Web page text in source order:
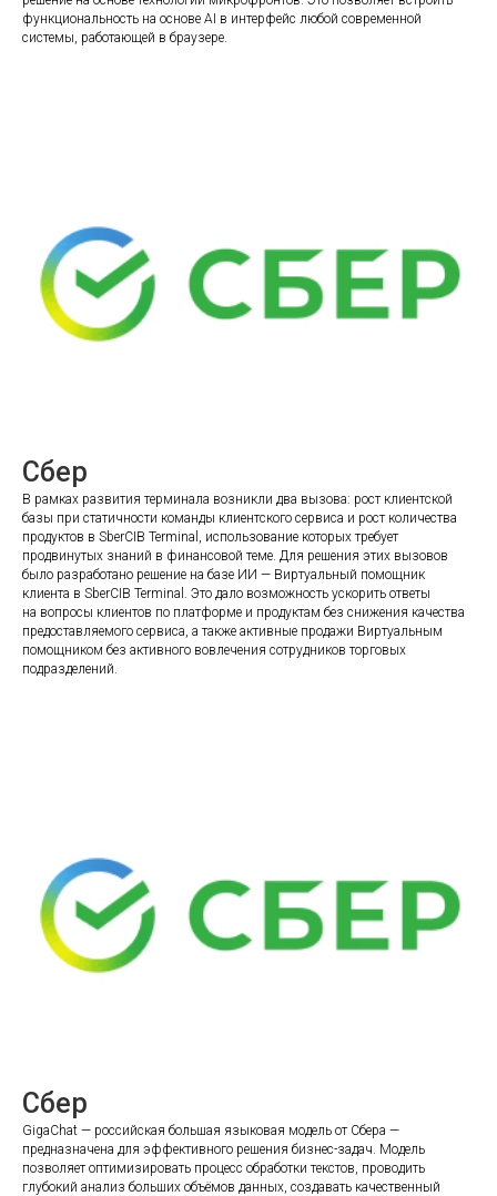
функциональность на основе AI в интерфейс любой современной
системы, работающей в браузере.
Сбер
В рамках развития терминала возникли два вызова: рост клиентской
базы при статичности команды клиентского сервиса и рост количества
продуктов в SberCIB Terminal, использование которых требует
продвинутых знаний в финансовой теме. Для решения этих вызовов
было разработано решение на базе ИИ — Виртуальный помощник
клиента в SberCIB Terminal. Это дало возможность ускорить ответы
на вопросы клиентов по платформе и продуктам без снижения качества
предоставляемого сервиса, а также активные продажи Виртуальным
помощником без активного вовлечения сотрудников торговых
подразделений.
Сбер
GigaChat — российская большая языковая модель от Сбера —
предназначена для эффективного решения бизнес-задач. Модель
позволяет оптимизировать процесс обработки текстов, проводить
глубокий анализ больших объёмов данных, создавать качественный